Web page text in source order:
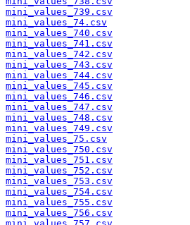
mini_values_739.csv
mini_values_74.csv
mini_values_740.csv
mini_values_741.csv
mini_values_742.csv
mini_values_743.csv
mini_values_744.csv
mini_values_745.csv
mini_values_746.csv
mini_values_747.csv
mini_values_748.csv
mini_values_749.csv
mini_values_75.csv
mini_values_750.csv
mini_values_751.csv
mini_values_752.csv
mini_values_753.csv
mini_values_754.csv
mini_values_755.csv
mini_values_756.csv